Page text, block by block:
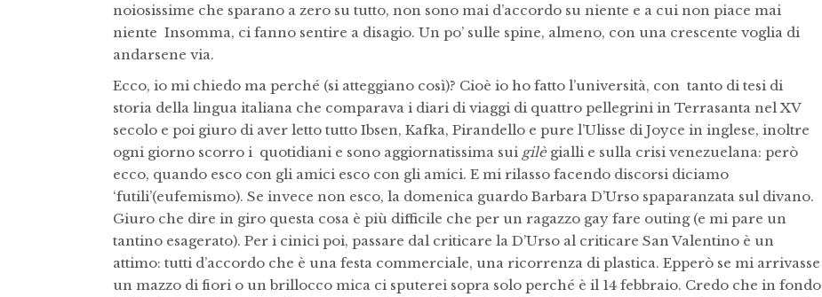
noiosissime che sparano a zero su tutto, non sono mai d’accordo su niente e a cui non piace mai
niente Insomma, ci fanno sentire a disagio. Un po’ sulle spine, almeno, con una crescente voglia di
andarsene via.
Ecco, io mi chiedo ma perché (si atteggiano così)? Cioè io ho fatto l’università, con tanto di tesi di
storia della lingua italiana che comparava i diari di viaggi di quattro pellegrini in Terrasanta nel XV
secolo e poi giuro di aver letto tutto Ibsen, Kafka, Pirandello e pure l’Ulisse di Joyce in inglese, inoltre
ogni giorno scorro i quotidiani e sono aggiornatissima sui gilègialli e sulla crisi venezuelana: però
ecco, quando esco con gli amici esco con gli amici. E mi rilasso facendo discorsi diciamo
‘futili’(eufemismo). Se invece non esco, la domenica guardo Barbara D’Urso spaparanzata sul divano.
Giuro che dire in giro questa cosa è più difficile che per un ragazzo gay fare outing (e mi pare un
tantino esagerato). Per i cinici poi, passare dal criticare la D’Urso al criticare San Valentino è un
attimo: tutti d’accordo che è una festa commerciale, una ricorrenza di plastica. Epperò se mi arrivasse
un mazzo di fiori o un brillocco mica ci sputerei sopra solo perché è il 14 febbraio. Credo che in fondo